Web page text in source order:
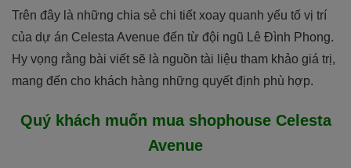
Trên đây là những chia sẻ chi tiết xoay quanh yếu tố vị trí
của dự án Celesta Avenue đến từ đội ngũ Lê Đình Phong.
Hy vọng rằng bài viết sẽ là nguồn tài liệu tham khảo giá trị,
mang đến cho khách hàng những quyết định phù hợp.
Quý khách muốn mua shophouse Celesta
Avenue